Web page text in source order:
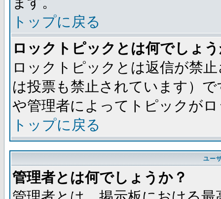
トップに戻る
ロックトピックとは何でしょ
ロックトピックとは返信が禁
は投票も禁止されています）
や管理者によってトピックが
トップに戻る
ユー
管理者とは何でしょうか？